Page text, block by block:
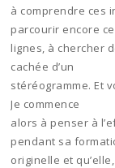
à comprendre ces
parcourir encore
lignes, à chercher
cachée d’un
stéréogramme. Et
Je commence
alors à penser à
pendant sa
originelle et